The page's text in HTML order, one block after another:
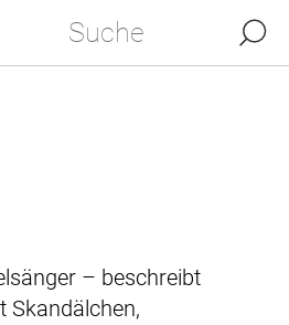
– beschreibt
Skandälchen,